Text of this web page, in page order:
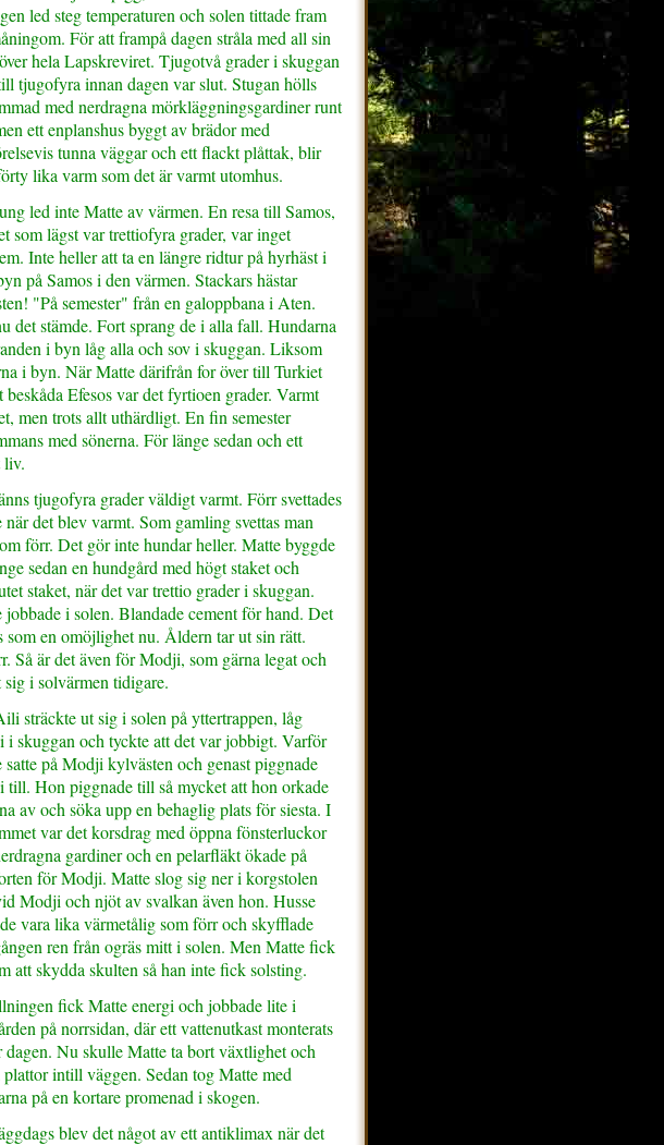
led steg temperaturen och solen tittade fram
För att frampå dagen stråla med all sin
hela Lapskreviret. Tjugotvå grader i skuggan
tjugofyra innan dagen var slut. Stugan hölls
med nerdragna mörkläggningsgardiner runt
ett enplanshus byggt av brädor med
tunna väggar och ett flackt plåttak, blir
lika varm som det är varmt utomhus.
led inte Matte av värmen. En resa till Samos,
som lägst var trettiofyra grader, var inget
Inte heller att ta en längre ridtur på hyrhäst i
på Samos i den värmen. Stackars hästar
"På semester" från en galoppbana i Aten.
det stämde. Fort sprang de i alla fall. Hundarna
i byn låg alla och sov i skuggan. Liksom
i byn. När Matte därifrån for över till Turkiet
beskåda Efesos var det fyrtioen grader. Varmt
men trots allt uthärdligt. En fin semester
med sönerna. För länge sedan och ett
liv.
tjugofyra grader väldigt varmt. Förr svettades
när det blev varmt. Som gamling svettas man
förr. Det gör inte hundar heller. Matte byggde
sedan en hundgård med högt staket och
staket, när det var trettio grader i skuggan.
jobbade i solen. Blandade cement för hand. Det
som en omöjlighet nu. Åldern tar ut sin rätt.
Så är det även för Modji, som gärna legat och
sig i solvärmen tidigare.
sträckte ut sig i solen på yttertrappen, låg
i skuggan och tyckte att det var jobbigt. Varför
satte på Modji kylvästen och genast piggnade
till. Hon piggnade till så mycket att hon orkade
av och söka upp en behaglig plats för siesta. I
var det korsdrag med öppna fönsterluckor
gardiner och en pelarfläkt ökade på
för Modji. Matte slog sig ner i korgstolen
Modji och njöt av svalkan även hon. Husse
vara lika värmetålig som förr och skyfflade
ren från ogräs mitt i solen. Men Matte fick
att skydda skulten så han inte fick solsting.
fick Matte energi och jobbade lite i
på norrsidan, där ett vattenutkast monterats
dagen. Nu skulle Matte ta bort växtlighet och
plattor intill väggen. Sedan tog Matte med
på en kortare promenad i skogen.
blev det något av ett antiklimax när det